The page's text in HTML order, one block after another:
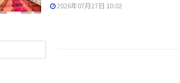
2026年07月27日 10:02